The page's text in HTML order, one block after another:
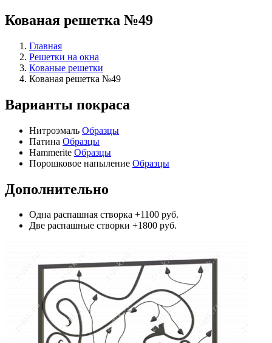
Кованая решетка №49
Главная
Решетки на окна
Кованые решетки
Кованая решетка №49
Варианты покраса
Нитроэмаль Образцы
Патина Образцы
Hammerite Образцы
Порошковое напыление Образцы
Дополнительно
Одна распашная створка +1100 руб.
Две распашные створки +1800 руб.